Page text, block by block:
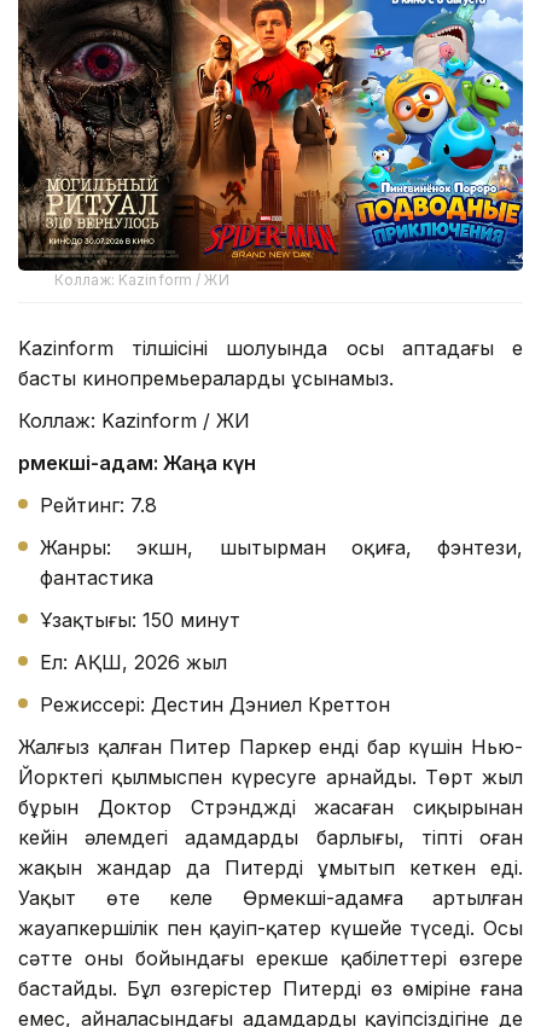
Коллаж: Kazinform / ЖИ
Kazinform тілшісінің шолуында осы аптадағы ең
басты кинопремьераларды ұсынамыз.
Коллаж: Kazinform / ЖИ
Өрмекші-адам: Жаңа күн
Рейтинг: 7.8
Жанры: экшн, шытырман оқиға, фэнтези,
фантастика
Ұзақтығы: 150 минут
Ел: АҚШ, 2026 жыл
Режиссері: Дестин Дэниел Креттон
Жалғыз қалған Питер Паркер енді бар күшін Нью-
Йорктегі қылмыспен күресуге арнайды. Төрт жыл
бұрын Доктор Стрэндждің жасаған сиқырынан
кейін әлемдегі адамдардың барлығы, тіпті оған
жақын жандар да Питерді ұмытып кеткен еді.
Уақыт өте келе Өрмекші-адамға артылған
жауапкершілік пен қауіп-қатер күшейе түседі. Осы
сәтте оның бойындағы ерекше қабілеттері өзгере
бастайды. Бұл өзгерістер Питердің өз өміріне ғана
емес, айналасындағы адамдардың қауіпсіздігіне де